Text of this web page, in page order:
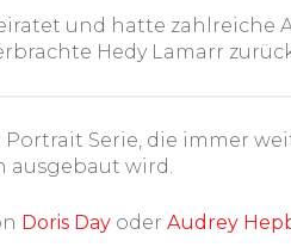
und hatte zahlreiche
Hedy Lamarr
Serie, die immer
wird.
Doris Day oder Audrey